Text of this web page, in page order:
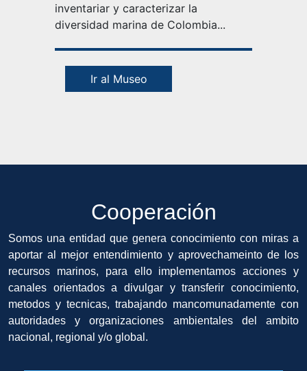
inventariar y caracterizar la
diversidad marina de Colombia...
Ir al Museo
Cooperación
Somos una entidad que genera conocimiento con miras a
aportar al mejor entendimiento y aprovechameinto de los
recursos marinos, para ello implementamos acciones y
canales orientados a divulgar y transferir conocimiento,
metodos y tecnicas, trabajando mancomunadamente con
autoridades y organizaciones ambientales del ambito
nacional, regional y/o global.